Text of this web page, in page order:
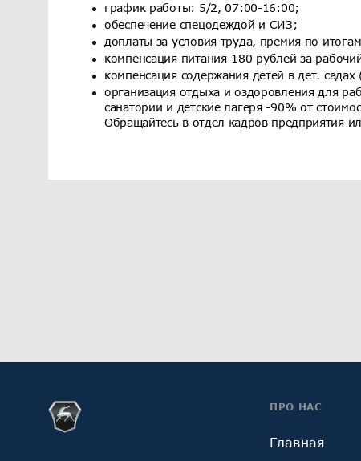
график работы: 5/2, 07:00-16:00;
обеспечение спецодеждой и СИЗ;
доплаты за условия труда, премия по
компенсация питания-180 рублей за
компенсация содержания детей в дет.
организация отдыха и оздоровления для
санатории и детские лагеря -90% от
Обращайтесь в отдел кадров предприятия
ПРО НАС
Главная